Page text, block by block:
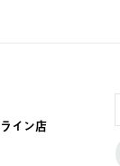
イン店